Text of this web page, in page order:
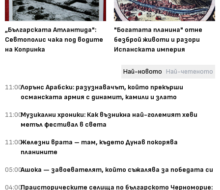
„Българската Атлантида":
Севтополис чака под водите
на Копринка
"Богатата планина" отне
безброй животи и разори
Испанската империя
Най-новото Най-четеното
11:00Лорънс Арабски: разузнавачът, който прекърши
османската армия с динамит, камили и злато
11:00Музикални хроники: Как възникна най-големият хеви
метъл фестивал в света
11:00Железни врата – там, където Дунав покорява
планините
05:00Ашока — завоевателят, който съжалява за победата си
04:00Праисторическите селища по българското Черноморие: